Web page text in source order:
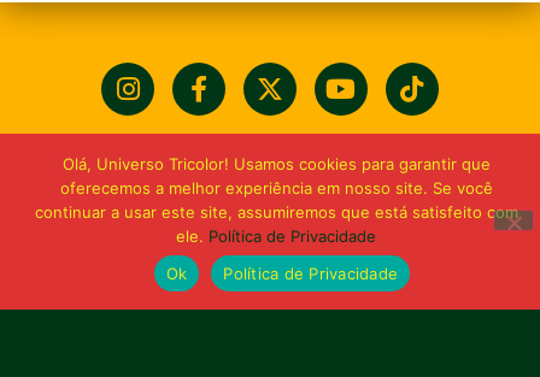
Olá, Universo Tricolor! Usamos cookies para garantir que
oferecemos a melhor experiência em nosso site. Se você
continuar a usar este site, assumiremos que está satisfeito com
ele. Política de Privacidade
Ok
Política de Privacidade